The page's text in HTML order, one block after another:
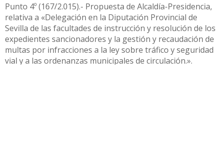
Punto 4º (167/2.015).- Propuesta de Alcaldía-Presidencia,
relativa a «Delegación en la Diputación Provincial de
Sevilla de las facultades de instrucción y resolución de los
expedientes sancionadores y la gestión y recaudación de
multas por infracciones a la ley sobre tráfico y seguridad
vial y a las ordenanzas municipales de circulación.».